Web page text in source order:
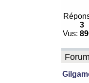
3
Vus: